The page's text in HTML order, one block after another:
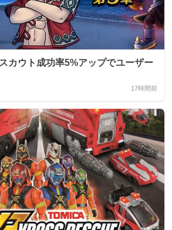
カウト成功率5%アップでユーザー
17時間前